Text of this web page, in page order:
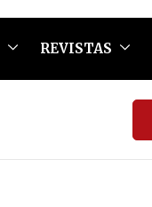
REVISTAS